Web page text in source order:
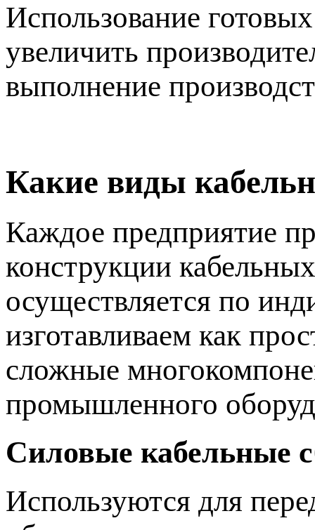
Использование
увеличить
выполнение
Какие виды
Каждое предприятие
конструкции
осуществляется по
изготавливаем как
сложные
промышленного
Силовые кабельные
Используются для